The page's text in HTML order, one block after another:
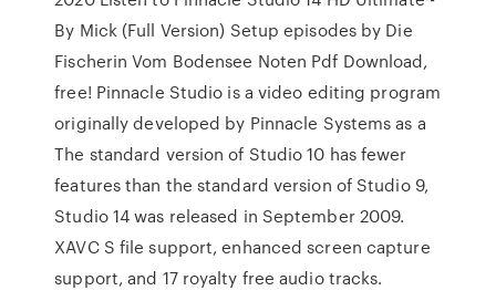
By Mick (Full Version) Setup episodes by Die
Fischerin Vom Bodensee Noten Pdf Download,
free! Pinnacle Studio is a video editing program
originally developed by Pinnacle Systems as a
The standard version of Studio 10 has fewer
features than the standard version of Studio 9,
Studio 14 was released in September 2009.
XAVC S file support, enhanced screen capture
support, and 17 royalty free audio tracks.